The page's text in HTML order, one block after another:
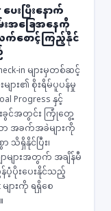
ေးပြီးနောက်
အခြေအနေကို
စောင့်ကြည့်နိုင်
in များမှတစ်ဆင့်
ျား၏ စိုးရိမ်ပူပန်မှု
Progress နှင့်
ခွင်အတွင်း ကြုံတွေ့
ာ အခက်အခဲများကို
သိရှိနိုင်ပြီး၊
ာများအတွက် အချိန်မီ
ပံ့ပိုးပေးနိုင်သည့်
များကို ရရှိစေ